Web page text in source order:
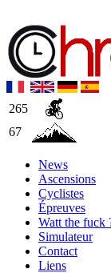
265
67
News
Ascensions
Cyclistes
Épreuves
Watt the fuck
Simulateur
Contact
Liens